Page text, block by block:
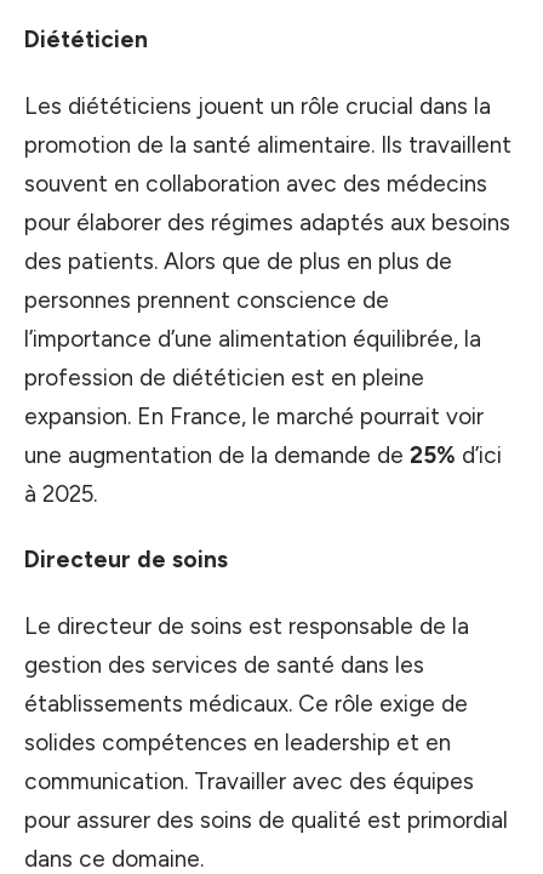
Diététicien
Les diététiciens jouent un rôle crucial dans la
promotion de la santé alimentaire. Ils travaillent
souvent en collaboration avec des médecins
pour élaborer des régimes adaptés aux besoins
des patients. Alors que de plus en plus de
personnes prennent conscience de
l’importance d’une alimentation équilibrée, la
profession de diététicien est en pleine
expansion. En France, le marché pourrait voir
une augmentation de la demande de 25% d’ici
à 2025.
Directeur de soins
Le directeur de soins est responsable de la
gestion des services de santé dans les
établissements médicaux. Ce rôle exige de
solides compétences en leadership et en
communication. Travailler avec des équipes
pour assurer des soins de qualité est primordial
dans ce domaine.